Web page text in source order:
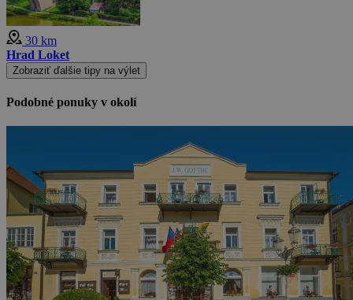
30 km
Hrad Loket
Zobraziť ďalšie tipy na výlet
Podobné ponuky v okolí